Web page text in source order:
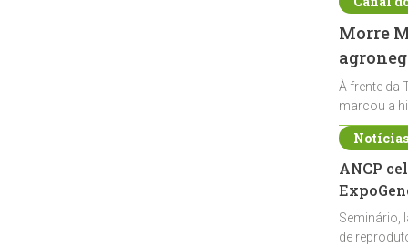
Morre
À frente da
marcou a
ANCP
Seminário,
de